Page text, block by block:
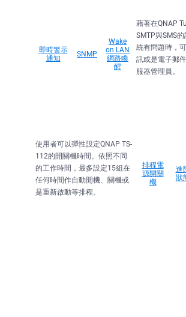
即時警示
通知
SNMP
Wake
on LAN
網路喚
醒
藉著在QNAP
SMTP與SMS
統有問題時，
訊或是電子郵
服器管理員。
使用者可以彈性設定QNAP TS-
112的開關機時間。依照不同
的工作時間，最多設定15組在
任何時間作自動開機、關機或
是重新啟動等排程。
排程電
源開關
機
進
狀